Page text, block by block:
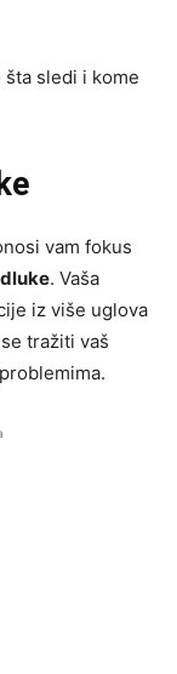
šta sledi i kome
vam fokus
. Vaša
iz više uglova
tražiti vaš